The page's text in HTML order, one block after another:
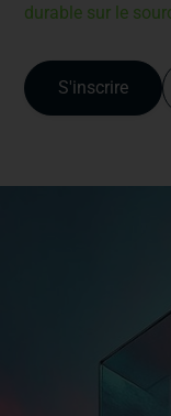
durable sur le
S'inscrire